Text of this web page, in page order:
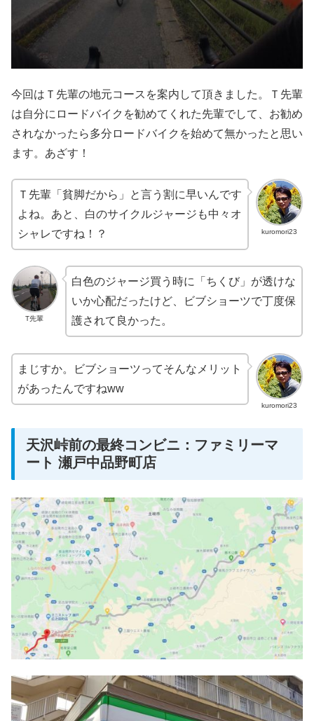
今回はＴ先輩の地元コースを案内して頂きました。Ｔ先輩
は自分にロードバイクを勧めてくれた先輩でして、お勧め
されなかったら多分ロードバイクを始めて無かったと思い
ます。あざす！
kuromori23
Ｔ先輩「貧脚だから」と言う割に早いんです
よね。あと、白のサイクルジャージも中々オ
シャレですね！？
T先輩
白色のジャージ買う時に「ちくび」が透けな
いか心配だったけど、ビブショーツで丁度保
護されて良かった。
kuromori23
まじすか。ビブショーツってそんなメリット
があったんですねww
天沢峠前の最終コンビニ：ファミリーマ
ート 瀬戸中品野町店